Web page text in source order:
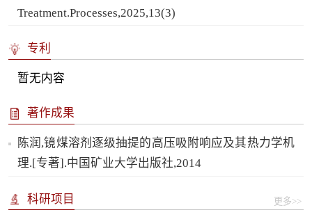
Treatment.Processes,2025,13(3)
专利
暂无内容
著作成果
陈润,镜煤溶剂逐级抽提的高压吸附响应及其热力学机
理.[专著].中国矿业大学出版社,2014
科研项目 更多>>